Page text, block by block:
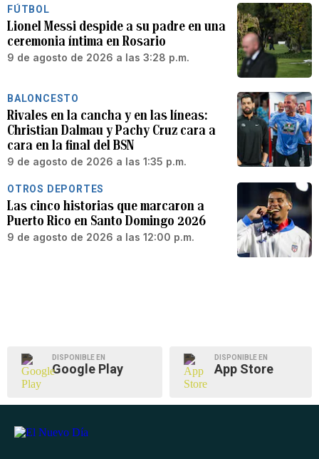
FÚTBOL
Lionel Messi despide a su padre en una
ceremonia íntima en Rosario
9 de agosto de 2026 a las 3:28 p.m.
BALONCESTO
Rivales en la cancha y en las líneas:
Christian Dalmau y Pachy Cruz cara a
cara en la final del BSN
9 de agosto de 2026 a las 1:35 p.m.
OTROS DEPORTES
Las cinco historias que marcaron a
Puerto Rico en Santo Domingo 2026
9 de agosto de 2026 a las 12:00 p.m.
DISPONIBLE EN
Google Play
DISPONIBLE EN
App Store